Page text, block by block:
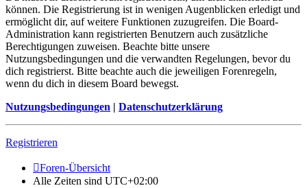
können. Die Registrierung ist in wenigen Augenblicken erledigt und
ermöglicht dir, auf weitere Funktionen zuzugreifen. Die Board-
Administration kann registrierten Benutzern auch zusätzliche
Berechtigungen zuweisen. Beachte bitte unsere
Nutzungsbedingungen und die verwandten Regelungen, bevor du
dich registrierst. Bitte beachte auch die jeweiligen Forenregeln,
wenn du dich in diesem Board bewegst.
Nutzungsbedingungen | Datenschutzerklärung
Registrieren
Foren-Übersicht
Alle Zeiten sind UTC+02:00